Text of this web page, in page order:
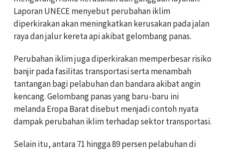
Laporan UNECE menyebut perubahan iklim
diperkirakan akan meningkatkan kerusakan pada jalan
raya dan jalur kereta api akibat gelombang panas.
Perubahan iklim juga diperkirakan memperbesar risiko
banjir pada fasilitas transportasi serta menambah
tantangan bagi pelabuhan dan bandara akibat angin
kencang. Gelombang panas yang baru-baru ini
melanda Eropa Barat disebut menjadi contoh nyata
dampak perubahan iklim terhadap sektor transportasi.
Selain itu, antara 71 hingga 89 persen pelabuhan di